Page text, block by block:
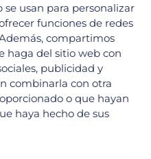
se usan para personalizar
funciones de redes
compartimos
haga del sitio web con
publicidad y
combinarla con otra
o que hayan
haya hecho de sus